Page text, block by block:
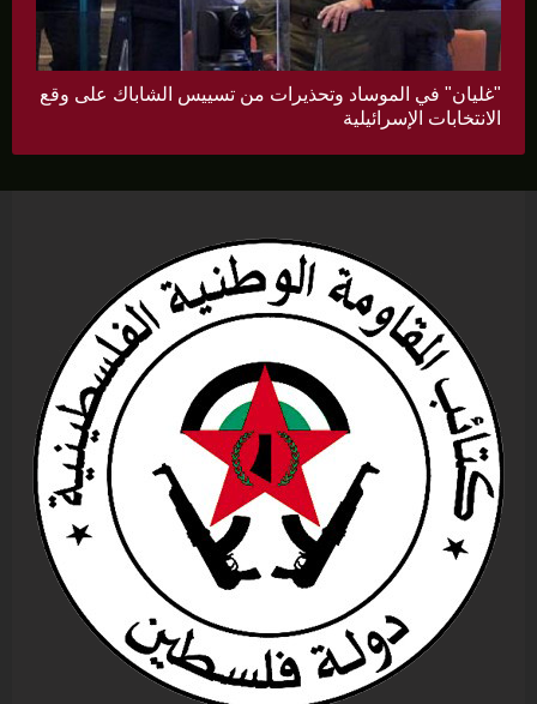
"غليان" في الموساد وتحذيرات من تسييس الشاباك على وقع
الانتخابات الإسرائيلية